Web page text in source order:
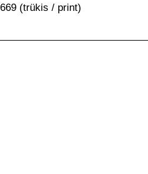
(trükis / print)